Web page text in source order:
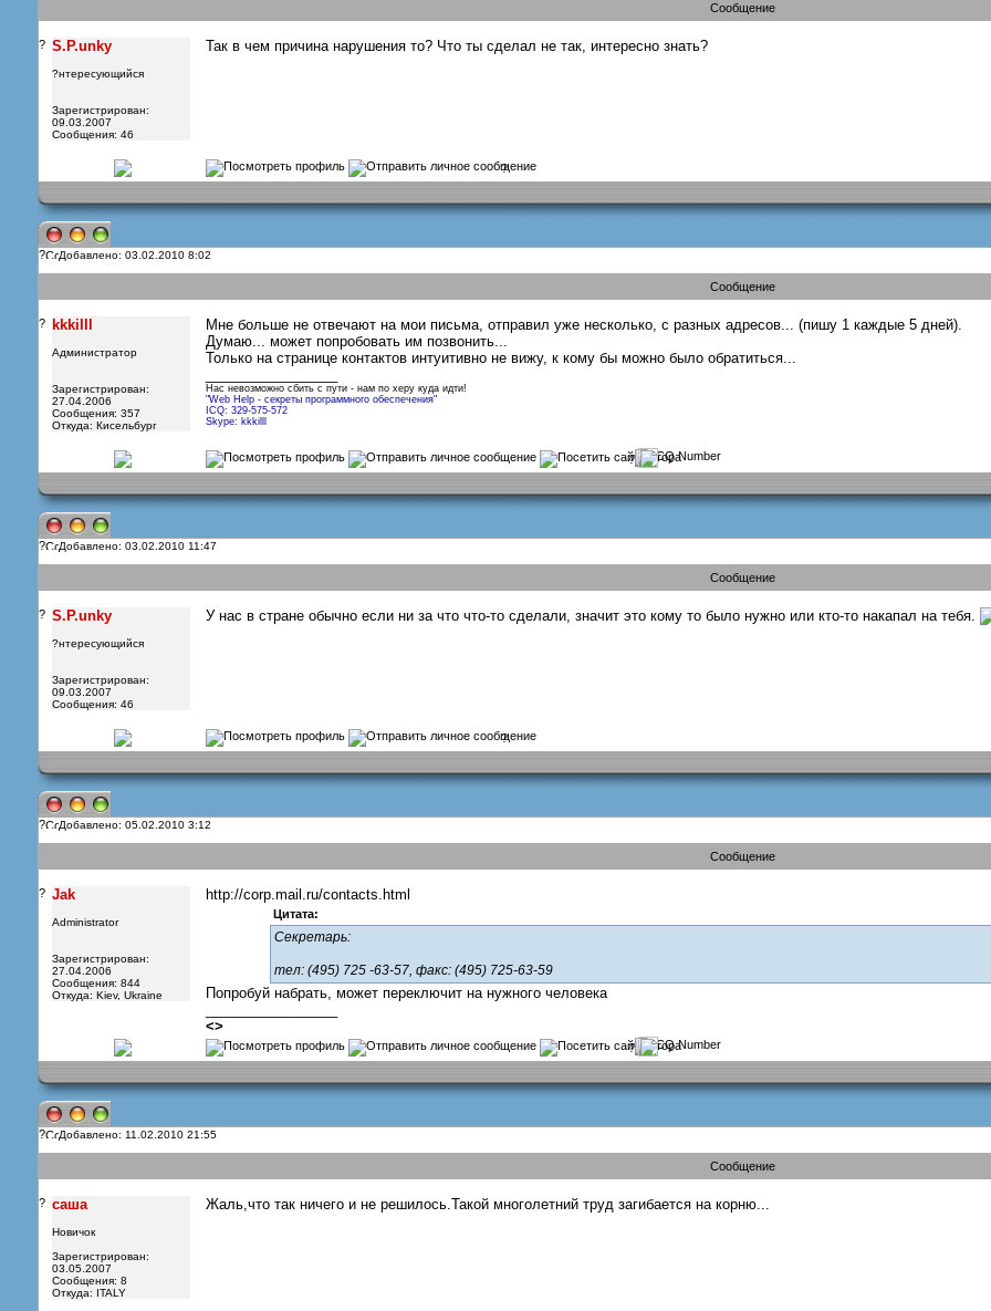
Сообщение
? S.P.unky
?нтересующийся
Зарегистрирован:
09.03.2007
Сообщения: 46
Так в чем причина нарушения то? Что ты сделал не так, интересно знать?
?
? Добавлено: 03.02.2010 8:02
Сообщение
? kkkilll
Администратор
Зарегистрирован:
27.04.2006
Сообщения: 357
Откуда: Кисельбург
Мне больше не отвечают на мои письма, отправил уже несколько, с разных адресов... (пишу 1 каждые 5 дней).
Думаю... может попробовать им позвонить...
Только на странице контактов интуитивно не вижу, к кому бы можно было обратиться...
Нас невозможно сбить с пути - нам по херу куда идти!
"Web Help - секреты программного обеспечения"
ICQ: 329-575-572
Skype: kkkilll
?
? Добавлено: 03.02.2010 11:47
Сообщение
? S.P.unky
?нтересующийся
Зарегистрирован:
09.03.2007
Сообщения: 46
У нас в стране обычно если ни за что что-то сделали, значит это кому то было нужно или кто-то накапал на тебя.
?
? Добавлено: 05.02.2010 3:12
Сообщение
? Jak
Administrator
Зарегистрирован:
27.04.2006
Сообщения: 844
Откуда: Kiev, Ukraine
http://corp.mail.ru/contacts.html
Цитата:
Секретарь:
тел: (495) 725 -63-57, факс: (495) 725-63-59
Попробуй набрать, может переключит на нужного человека
<>
?
? Добавлено: 11.02.2010 21:55
Сообщение
? саша
Новичок
Зарегистрирован:
03.05.2007
Сообщения: 8
Откуда: ITALY
Жаль,что так ничего и не решилось.Такой многолетний труд загибается на корню...